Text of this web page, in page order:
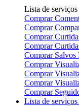
Lista de serviços
Comprar
Comprar
Comprar
Comprar
Comprar Salvos
Comprar
Comprar
Comprar
Comprar
Lista de